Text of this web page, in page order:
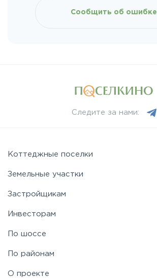
Сообщить об ошибке
Следите за нами:
Коттеджные поселки
Земельные участки
Застройщикам
Инвесторам
По шоссе
По районам
О проекте